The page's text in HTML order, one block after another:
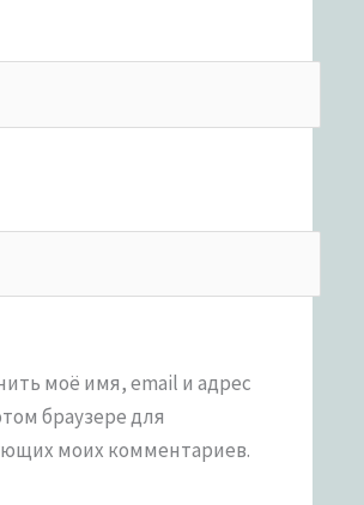
моё имя, email и адрес
браузере для
моих комментариев.